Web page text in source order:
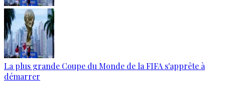
La plus grande Coupe du Monde de la FIFA s'apprête à
démarrer